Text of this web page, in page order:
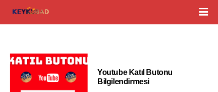
Youtube Katıl Butonu
Bilgilendirmesi